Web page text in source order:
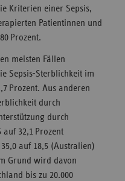
Kriterien einer Sepsis,
Patientinnen und
Prozent.
meisten Fällen
Sepsis-Sterblichkeit im
Prozent. Aus anderen
durch
durch
32,1 Prozent
auf 18,5 (Australien)
Grund wird davon
bis zu 20.000